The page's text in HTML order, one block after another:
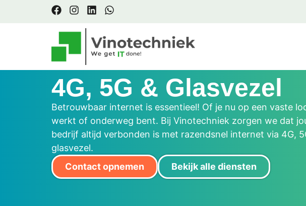
4G, 5G & Glasvezel
Betrouwbaar internet is essentieel! Of je nu op een vaste
werkt of onderweg bent. Bij Vinotechniek zorgen we dat
bedrijf altijd verbonden is met razendsnel internet via 4G,
glasvezel.
Contact opnemen
Bekijk alle diensten